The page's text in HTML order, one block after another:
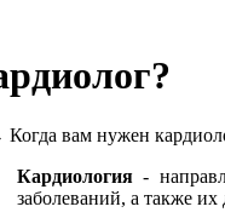
Когда вам нужен
Кардиология-
заболеваний, а также